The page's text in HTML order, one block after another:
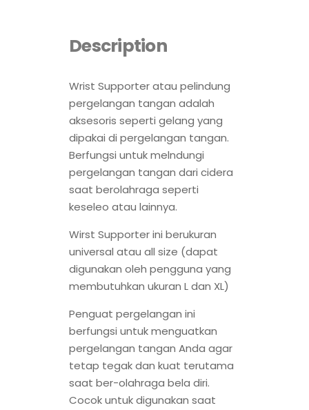
Description
Wrist Supporter atau pelindung
pergelangan tangan adalah
aksesoris seperti gelang yang
dipakai di pergelangan tangan.
Berfungsi untuk melndungi
pergelangan tangan dari cidera
saat berolahraga seperti
keseleo atau lainnya.
Wirst Supporter ini berukuran
universal atau all size (dapat
digunakan oleh pengguna yang
membutuhkan ukuran L dan XL)
Penguat pergelangan ini
berfungsi untuk menguatkan
pergelangan tangan Anda agar
tetap tegak dan kuat terutama
saat ber-olahraga bela diri.
Cocok untuk digunakan saat